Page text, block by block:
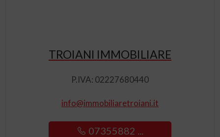
TROIANI IMMOBILIARE
P.IVA: 02227680440
info@immobiliaretroiani.it
07355882 ...